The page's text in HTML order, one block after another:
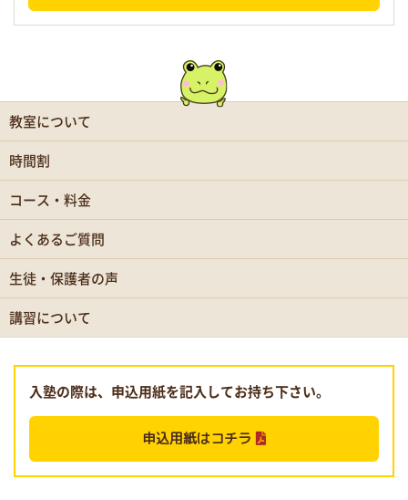
教室について
時間割
コース・料金
よくあるご質問
生徒・保護者の声
講習について
入塾の際は、申込用紙を記入してお持ち下さい。
申込用紙はコチラ